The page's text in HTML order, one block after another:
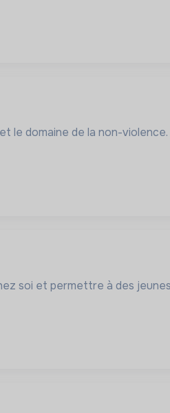
la non-violence. PBI contribue à la
soi et permettre à des